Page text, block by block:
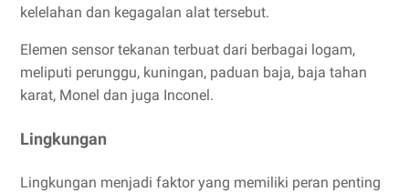
kelelahan dan kegagalan alat tersebut.
Elemen sensor tekanan terbuat dari berbagai logam,
meliputi perunggu, kuningan, paduan baja, baja tahan
karat, Monel dan juga Inconel.
Lingkungan
Lingkungan menjadi faktor yang memiliki peran penting